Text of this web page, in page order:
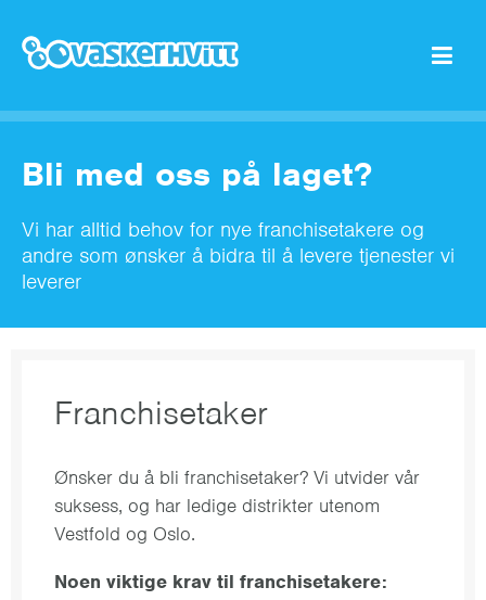
Bli med oss på laget?
Vi har alltid behov for nye franchisetakere og
andre som ønsker å bidra til å levere tjenester vi
leverer
Franchisetaker
Ønsker du å bli franchisetaker? Vi utvider vår
suksess, og har ledige distrikter utenom
Vestfold og Oslo.
Noen viktige krav til franchisetakere: